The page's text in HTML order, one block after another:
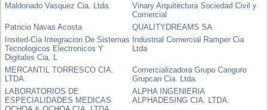
Maldonado Vasquez Cia. Ltda.
Vinary Arquitectura Sociedad Civil y
Comercial
Patricio Navas Acosta
QUALITYDREAMS SA
Insited-Cia Integracion De Sistemas
Tecnologicos Electronicos Y
Digitales Cia. L
Industrial Comercial Ramper Cia
Ltda
MERCANTIL TORRESCO CIA.
LTDA.
Comercializadora Grupo Canguro
Grupcan Cia. Ltda.
LABORATORIOS DE
ESPECIALIDADES MEDICAS
ALPHA INGENIERIA
ALPHADESING CIA. LTDA.